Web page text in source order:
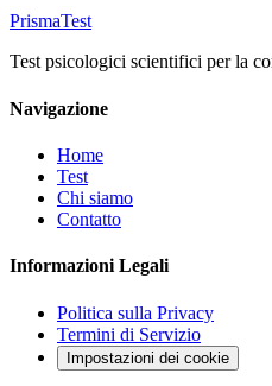
PrismaTest
Test psicologici scientifici per la
Navigazione
Home
Test
Chi siamo
Contatto
Informazioni Legali
Politica sulla Privacy
Termini di Servizio
Impostazioni dei cookie